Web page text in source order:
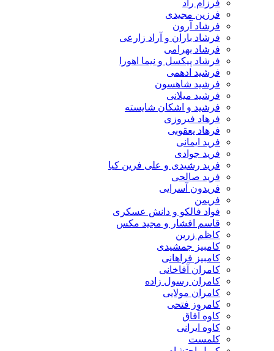
فرزام راد
فرزین مجیدی
فرشاد آرون
فرشاد باران و آراد زارعی
فرشاد بهرامی
فرشاد پیکسل و نیما اهورا
فرشید ادهمی
فرشید شاهسون
فرشید میلانی
فرشید و اشکان شایسته
فرهاد فیروزی
فرهاد یعقوبی
فرید ایمانی
فرید جوادی
فرید رشیدی و علی فرین کیا
فرید صالحی
فریدون آسرایی
فریمن
فواد فالکو و دانش عسکری
قاسم افشار و مجید مکس
کاظم زرین
کامبیز جمشیدی
کامبیز فراهانی
کامران آقاخانی
کامران رسول زاده
کامران مولایی
کامروز فتحی
کاوه آفاق
کاوه ایرانی
کلمست